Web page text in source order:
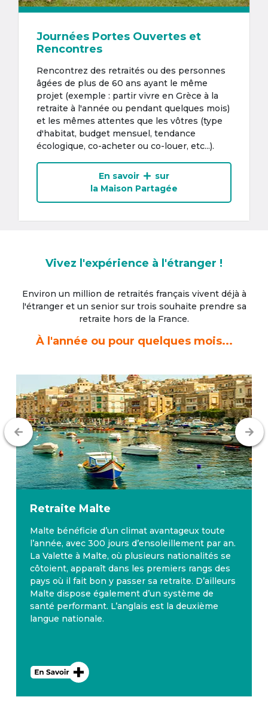
Journées Portes Ouvertes et
Rencontres
Rencontrez des retraités ou des personnes
âgées de plus de 60 ans ayant le même
projet (exemple : partir vivre en Grèce à la
retraite à l'année ou pendant quelques mois)
et les mêmes attentes que les vôtres (type
d'habitat, budget mensuel, tendance
écologique, co-acheter ou co-louer, etc...).
En savoir
sur
la Maison Partagée
Vivez l'expérience à l'étranger !
Environ un million de retraités français vivent déjà à
l'étrangeret un senior sur trois souhaite prendre sa
retraite hors de la France.
À l'année ou pour quelques mois...
Retraite Malte
Malte bénéficie d’un climat avantageux toute
l’année, avec 300 jours d’ensoleillement par an.
La Valette à Malte, où plusieurs nationalités se
côtoient, apparaît dans les premiers rangs des
pays où il fait bon y passer sa retraite. D’ailleurs
Malte dispose également d’un système de
santé performant. L’anglais est la deuxième
langue nationale.